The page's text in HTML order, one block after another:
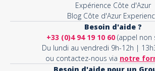
Expérience Côte d'Azur
Blog Côte d'Azur
Besoin d'aide ?
+33 (0)4 94 19 10 60 (appel non
Du lundi au vendredi 9h-12h |
ou contactez-nous via notre